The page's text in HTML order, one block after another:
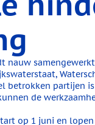
nauw
betrokken partijen
de
op 1 juni en